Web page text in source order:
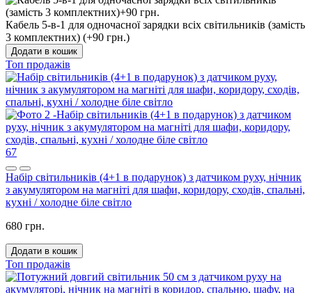
Кабель 5-в-1 для одночасної зарядки всіх світильників (замість
3 комплектних) (+90 грн.)
Додати в кошик
Топ продажів
67
Набір світильників (4+1 в подарунок) з датчиком руху, нічник
з акумулятором на магніті для шафи, коридору, сходів, спальні,
кухні / холодне біле світло
680 грн.
Додати в кошик
Топ продажів